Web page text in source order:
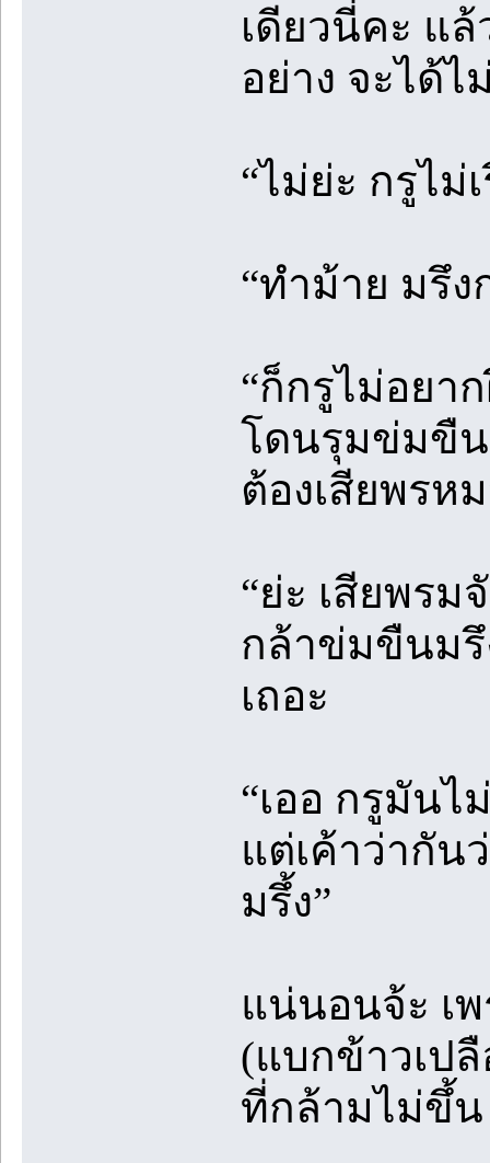
เดียวนี่คะ แ
อย่าง จะได้
“ไม่ย่ะ กรูไม่
“ทำม้าย มรึง
“ก็กรูไม่อยา
โดนรุมข่มขืน
ต้องเสียพรห
“ย่ะ เสียพรม
กล้าข่มขืนมรึ
เถอะ
“เออ กรูมัน
แต่เค้าว่ากัน
มรึ้ง”
แน่นอนจ้ะ เ
(แบกข้าวเป
ที่กล้ามไม่ขึ้